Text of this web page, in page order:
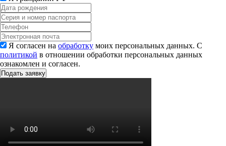
Я согласен на обработку моих персональных данных. С
политикой в отношении обработки персональных данных
ознакомлен и согласен.